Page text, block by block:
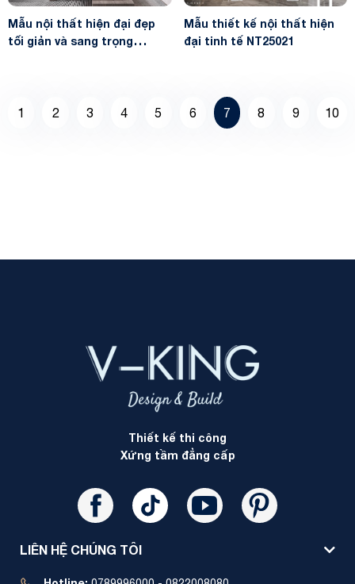
Mẫu nội thất hiện đại đẹp
tối giản và sang trọng
Mẫu thiết kế nội thất hiện
đại tinh tế NT25021
1 2 3 4 5 6 7 8 9 10
Thiết kế thi công
Xứng tầm đẳng cấp
LIÊN HỆ CHÚNG TÔI